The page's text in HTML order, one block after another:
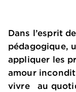
Dans l’esprit
pédagogique,
appliquer les
amour
vivre au